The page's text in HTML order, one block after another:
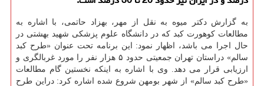
به گزارش دكتر میوه به نقل از مهر، بهزاد حاتمی، با اشاره به
مطالعات كوهورت كبد كه در دانشگاه علوم پزشكی شهید بهشتی در
حال اجرا می باشد، اظهار نمود: این برنامه تحت عنوان «طرح كبد
سالم» دراستان تهران جمعیتی حدود ۵ هزار نفر را مورد غربالگری و
ارزیابی قرار می دهد. وی با اشاره به اینكه نخستین گام مطالعات
«طرح كبد سالم» از شهر بومهن شروع شده اشاره كرد: دراین طرح